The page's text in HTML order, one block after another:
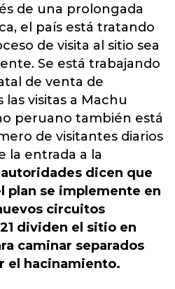
de una prolongada
el país está tratando
de visita al sitio sea
Se está trabajando
de venta de
visitas a Machu
peruano también está
de visitantes diarios
la entrada a la
autoridades dicen que
plan se implemente en
circuitos
dividen el sitio en
caminar separados
el hacinamiento.